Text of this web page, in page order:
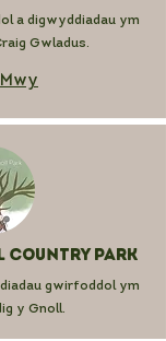
a digwyddiadau ym
Gwladus.
Country Park
gwirfoddol ym
y Gnoll.